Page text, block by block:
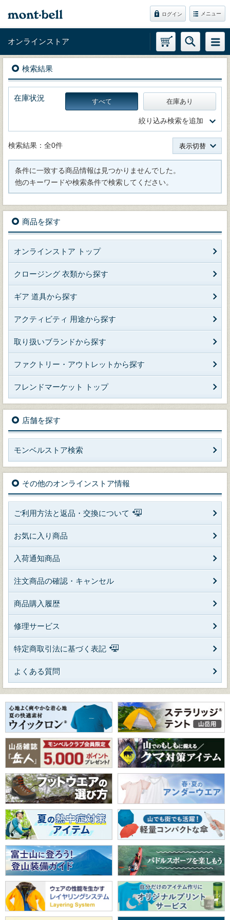
ログイン メニュー
オンラインストア
検索結果
在庫状況 すべて 在庫あり
絞り込み検索を追加
検索結果：全0件 表示切替
条件に一致する商品情報は見つかりませんでした。
他のキーワードや検索条件で検索してください。
商品を探す
オンラインストア トップ
クロージング 衣類から探す
ギア 道具から探す
アクティビティ 用途から探す
取り扱いブランドから探す
ファクトリー・アウトレットから探す
フレンドマーケット トップ
店舗を探す
モンベルストア検索
その他のオンラインストア情報
ご利用方法と返品・交換について
お気に入り商品
入荷通知商品
注文商品の確認・キャンセル
商品購入履歴
修理サービス
特定商取引法に基づく表記
よくある質問